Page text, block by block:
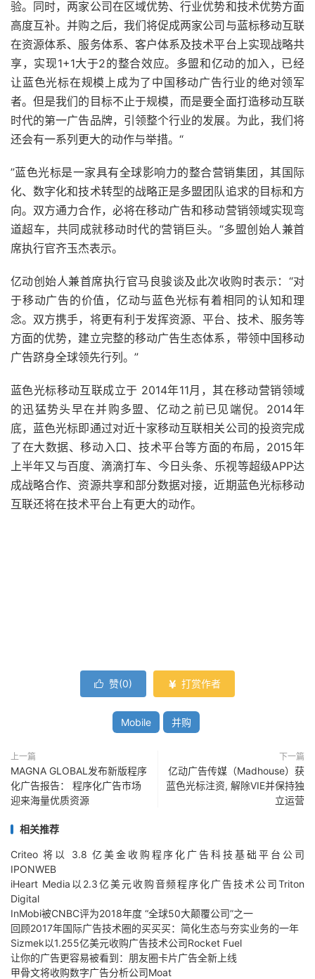
验。同时，两家公司在区域优势、行业优势和技术优势方面
高度互补。并购之后，我们将促成两家公司与蓝标移动互联
在资源体系、服务体系、客户体系及技术平台上实现战略共
享，实现1+1大于2的整合效应。多盟和亿动的加入，已经
让蓝色光标在规模上成为了中国移动广告行业的绝对领军
者。但是我们的目标不止于规模，而是要全面打造移动互联
时代的第一广告品牌，引领整个行业的发展。为此，我们将
还会有一系列更大的动作与举措。“
”蓝色光标是一家具有全球影响力的整合营销集团，其国际
化、数字化和技术转型的战略正是多盟团队追求的目标和方
向。双方通力合作，必将在移动广告和移动营销领域实现弯
道超车，共同成就移动时代的营销巨头。“多盟创始人兼首
席执行官齐玉杰表示。
亿动创始人兼首席执行官马良骏谈及此次收购时表示：“对
于移动广告的价值，亿动与蓝色光标有着相同的认知和理
念。双方携手，将更有利于发挥资源、平台、技术、服务等
方面的优势，建立完整的移动广告生态体系，带领中国移动
广告跻身全球领先行列。”
蓝色光标移动互联成立于 2014年11月，其在移动营销领域
的迅猛势头早在并购多盟、亿动之前已见端倪。2014年
底，蓝色光标即通过对近十家移动互联相关公司的投资完成
了在大数据、移动入口、技术平台等方面的布局，2015年
上半年又与百度、滴滴打车、今日头条、乐视等超级APP达
成战略合作、资源共享和部分数据对接，近期蓝色光标移动
互联还将在技术平台上有更大的动作。
 赞(0)  打赏作者
Mobile 并购
上一篇
MAGNA GLOBAL发布新版程序
化广告报告： 程序化广告市场
迎来海量优质资源
下一篇
亿动广告传媒（Madhouse）获
蓝色光标注资, 解除VIE并保持独
立运营
相关推荐
Criteo 将以 3.8 亿美金收购程序化广告科技基础平台公司
IPONWEB
iHeart Media以2.3亿美元收购音频程序化广告技术公司Triton
Digital
InMobi被CNBC评为2018年度 “全球50大颠覆公司”之一
回顾2017年国际广告技术圈的买买买：简化生态与夯实业务的一年
Sizmek以1.255亿美元收购广告技术公司Rocket Fuel
让你的广告更容易被看到：朋友圈卡片广告全新上线
甲骨文将收购数字广告分析公司Moat